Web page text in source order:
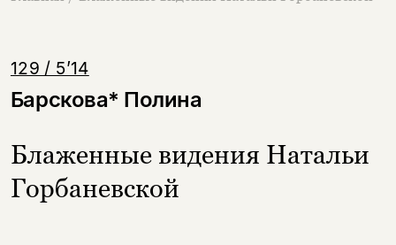
129 / 5’14
Барскова* Полина
Блаженные видения Натальи
Горбаневской